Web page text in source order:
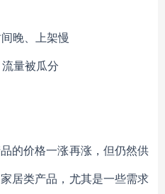
晚、上架慢
量被瓜分
的价格一涨再涨，但仍然供
居类产品，尤其是一些需求